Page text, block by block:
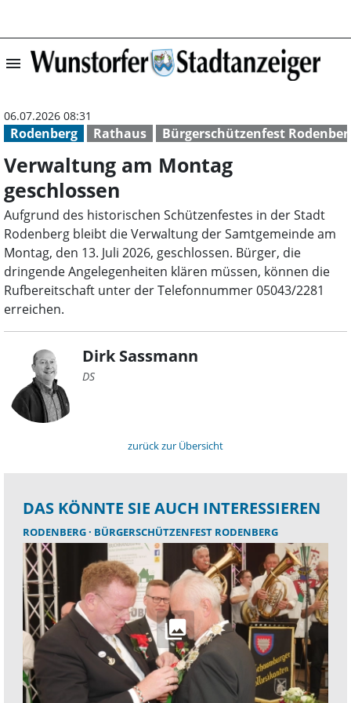
menu Verwaltung am
Rodenberg Rathaus Bürgerschützenfest
06.07.2026 08:31
Verwaltung am Montag
geschlossen
Aufgrund des historischen Schützenfestes in der Stadt
Rodenberg bleibt die Verwaltung der Samtgemeinde am
Montag, den 13. Juli 2026, geschlossen. Bürger, die
dringende Angelegenheiten klären müssen, können die
Rufbereitschaft unter der Telefonnummer 05043/2281
erreichen.
Dirk Sassmann
DS
zurück zur Übersicht
DAS KÖNNTE SIE AUCH INTERESSIEREN
RODENBERG BÜRGERSCHÜTZENFEST RODENBERG